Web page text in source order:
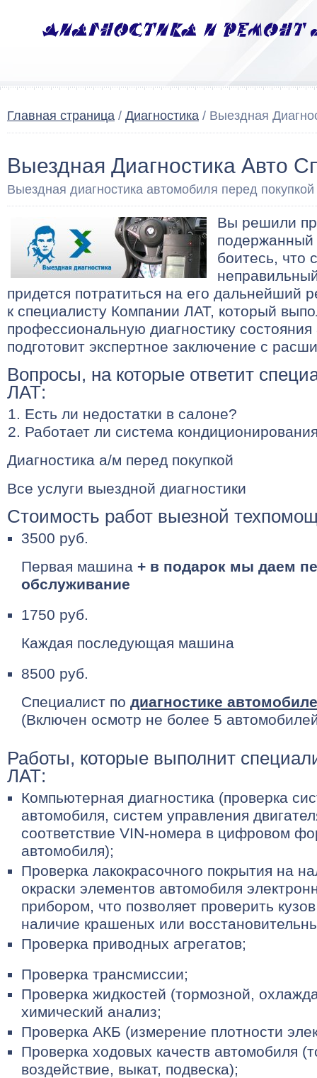
Главная страница / Диагностика / Выездная
Выездная Диагностика Авто
Выездная диагностика автомобиля перед покупкой
Вы решили
подержанный
боитесь, что
придется потратиться на его дальнейший
к специалисту Компании ЛАТ, который
профессиональную диагностику
подготовит экспертное заключение с
Вопросы, на которые ответит
ЛАТ:
Есть ли недостатки в салоне?
Работает ли система
Диагностика а/м перед покупкой
Все услуги выездной диагностики
Стоимость работ выезной
3500 руб.
Первая машина + в подарок мы даем
обслуживание
1750 руб.
Каждая последующая машина
8500 руб.
Специалист по диагностике
(Включен осмотр не более 5
Работы, которые выполнит
ЛАТ:
Компьютерная диагностика (проверка
автомобиля, систем управления
соответствие VIN-номера в цифровом
автомобиля);
Проверка лакокрасочного покрытия на
окраски элементов автомобиля
прибором, что позволяет проверить
наличие крашеных или
Проверка приводных агрегатов;
Проверка трансмиссии;
Проверка жидкостей (тормозной,
химический анализ;
Проверка АКБ (измерение плотности
Проверка ходовых качеств автомобиля
воздействие, выкат, подвеска);